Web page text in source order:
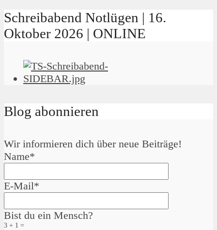
Schreibabend Notlügen | 16.
Oktober 2026 | ONLINE
Blog abonnieren
Wir informieren dich über neue Beiträge!
Name*
E-Mail*
Bist du ein Mensch?
3 + 1 =